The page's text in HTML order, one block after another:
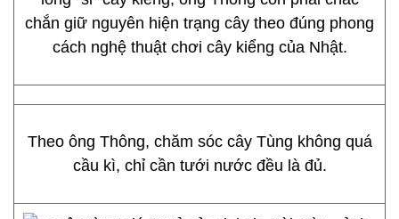
chắn giữ nguyên hiện trạng cây theo đúng phong
cách nghệ thuật chơi cây kiểng của Nhật.
Theo ông Thông, chăm sóc cây Tùng không quá
cầu kì, chỉ cần tưới nước đều là đủ.